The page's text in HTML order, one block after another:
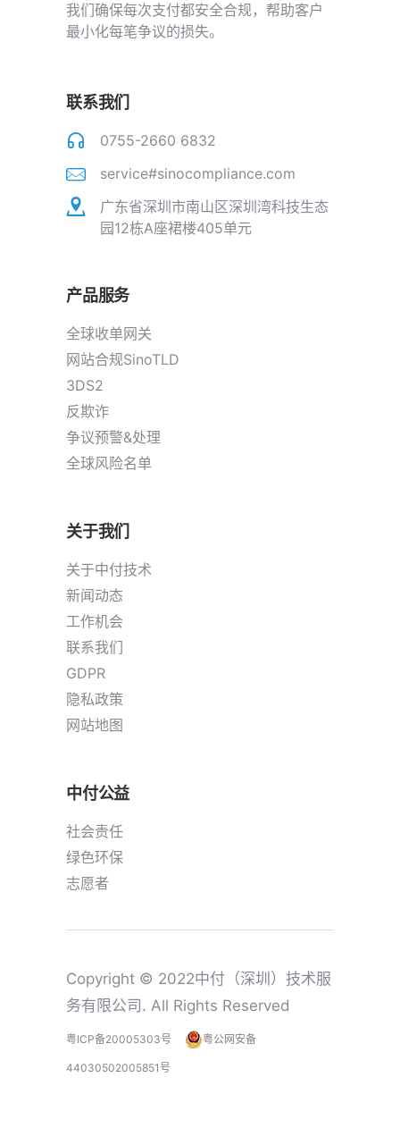
我们确保每次支付都安全合规，帮助客户
最小化每笔争议的损失。
联系我们
0755-2660 6832
service#sinocompliance.com
广东省深圳市南山区深圳湾科技生态
园12栋A座裙楼405单元
产品服务
全球收单网关
网站合规SinoTLD
3DS2
反欺诈
争议预警&处理
全球风险名单
关于我们
关于中付技术
新闻动态
工作机会
联系我们
GDPR
隐私政策
网站地图
中付公益
社会责任
绿色环保
志愿者
Copyright © 2022中付（深圳）技术服
务有限公司. All Rights Reserved
粤ICP备20005303号 粤公网安备
44030502005851号